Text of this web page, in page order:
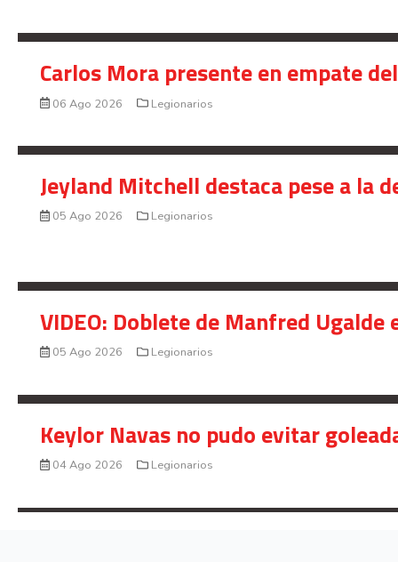
Carlos Mora presente en empate
06 Ago 2026 Legionarios
Jeyland Mitchell destaca pese a la
05 Ago 2026 Legionarios
VIDEO: Doblete de Manfred
05 Ago 2026 Legionarios
Keylor Navas no pudo evitar
04 Ago 2026 Legionarios